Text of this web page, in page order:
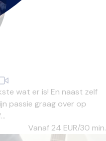
wat er is! En naast zelf
passie graag over op
Vanaf 24 EUR/30 min.